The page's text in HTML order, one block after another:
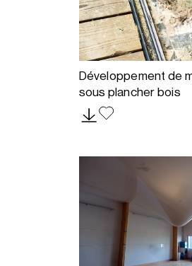
Développement de
sous plancher bois